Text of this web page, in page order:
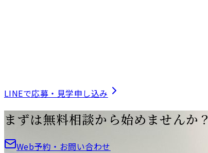
LINEで応募・見学申し込み
まずは無料相談から始めませんか？
Web予約・お問い合わせ